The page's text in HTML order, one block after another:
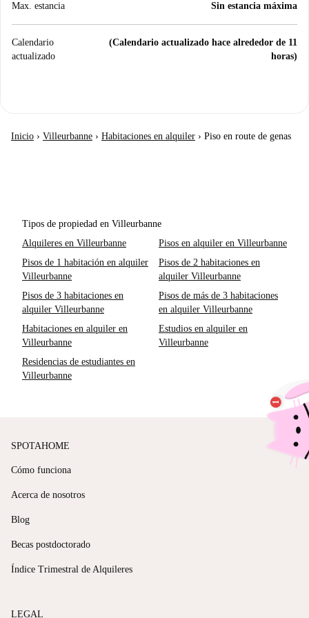
Max. estancia Sin estancia máxima
Calendario
actualizado
(Calendario actualizado hace alrededor de 11
horas)
Inicio › Villeurbanne › Habitaciones en alquiler › Piso en route de genas
Tipos de propiedad en Villeurbanne
Alquileres en Villeurbanne
Pisos en alquiler en Villeurbanne
Pisos de 1 habitación en alquiler
Villeurbanne
Pisos de 2 habitaciones en
alquiler Villeurbanne
Pisos de 3 habitaciones en
alquiler Villeurbanne
Pisos de más de 3 habitaciones
en alquiler Villeurbanne
Habitaciones en alquiler en
Villeurbanne
Estudios en alquiler en
Villeurbanne
Residencias de estudiantes en
Villeurbanne
SPOTAHOME
Cómo funciona
Acerca de nosotros
Blog
Becas postdoctorado
Índice Trimestral de Alquileres
LEGAL